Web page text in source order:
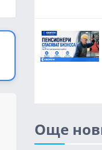
Още